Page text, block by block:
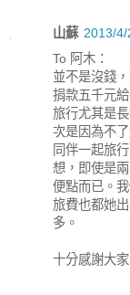
山蘇 2013/4/
To 阿木：
並不是沒錢
捐款五千元給
旅行尤其是
次是因為不
同伴一起旅
想，即使是
便點而已。
旅費也都她
多。
十分感謝大